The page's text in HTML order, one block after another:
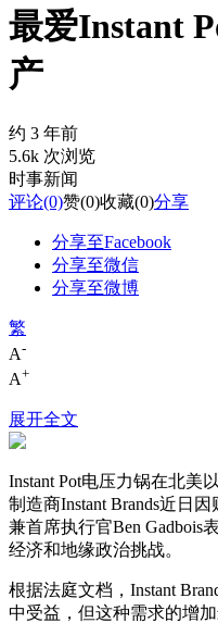
最爱Instant
产
约 3 年前
5.6k 次浏览
时事新闻
评论(0)赞(0)收藏(0)分享
分享至Facebook
分享至微信
分享至微博
繁
A-
A+
展开全文
Instant Pot电压力锅在北美
制造商Instant Brands近日
兼首席执行官Ben Gadbois
经济和地缘政治挑战。
根据法庭文档，Instant
中受益，但这种需求的增